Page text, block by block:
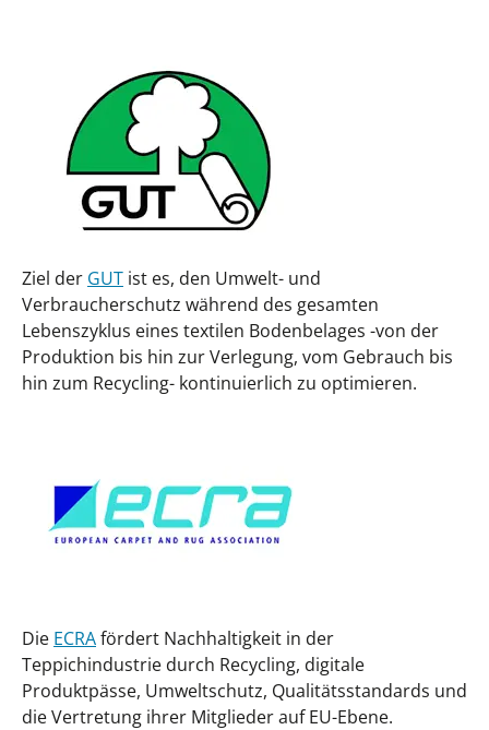
Ziel der GUT ist es, den Umwelt- und
Verbraucherschutz während des gesamten
Lebenszyklus eines textilen Bodenbelages -von der
Produktion bis hin zur Verlegung, vom Gebrauch bis
hin zum Recycling- kontinuierlich zu optimieren.
Die ECRAfördert Nachhaltigkeit in der
Teppichindustrie durch Recycling, digitale
Produktpässe, Umweltschutz, Qualitätsstandards und
die Vertretung ihrer Mitglieder auf EU-Ebene.